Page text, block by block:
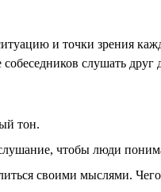
и точки зрения
слушать
тон.
чтобы люди
своими мыслями.